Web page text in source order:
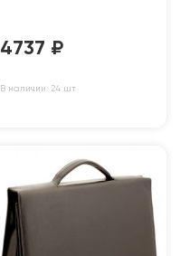
4737 ₽
В наличии: 24 шт